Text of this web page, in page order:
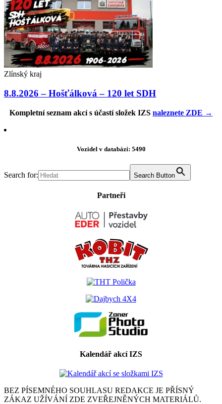
Zlínský kraj
8.8.2026 – Hošťálková – 120 let SDH
Kompletní seznam akcí s účastí složek IZS naleznete ZDE →
Vozidel v databázi: 5490
Search for: Search Button
Partneři
Kalendář akcí IZS
BEZ PÍSEMNÉHO SOUHLASU REDAKCE JE PŘÍSNÝ
ZÁKAZ UŽÍVÁNÍ ZDE ZVEŘEJNĚNÝCH MATERIÁLŮ.